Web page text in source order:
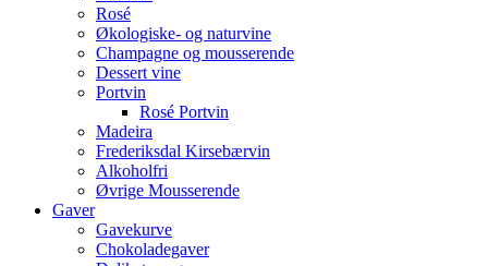
Rosé
Økologiske- og naturvine
Champagne og mousserende
Dessert vine
Portvin
Rosé Portvin
Madeira
Frederiksdal Kirsebærvin
Alkoholfri
Øvrige Mousserende
Gaver
Gavekurve
Chokoladegaver